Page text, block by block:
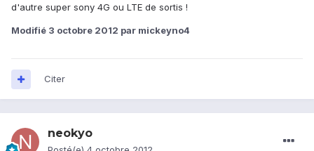
d'autre super sony 4G ou LTE de sortis !
Modifié 3 octobre 2012 par mickeyno4
Citer
neokyo